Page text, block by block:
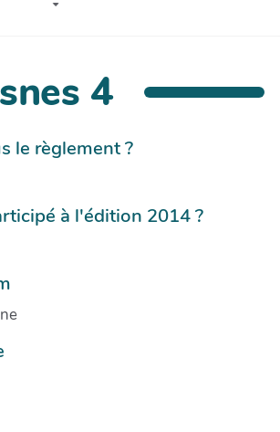
4
le règlement ?
à l'édition 2014 ?